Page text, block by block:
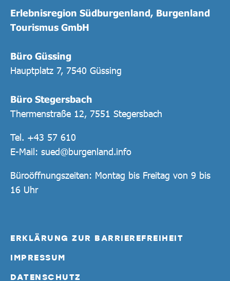
Erlebnisregion Südburgenland, Burgenland
Tourismus GmbH
Büro Güssing
Hauptplatz 7, 7540 Güssing
Büro Stegersbach
Thermenstraße 12, 7551 Stegersbach
Tel. +43 57 610
E-Mail: sued@burgenland.info
Büroöffnungszeiten: Montag bis Freitag von 9 bis
16 Uhr
ERKLÄRUNG ZUR BARRIEREFREIHEIT
IMPRESSUM
DATENSCHUTZ